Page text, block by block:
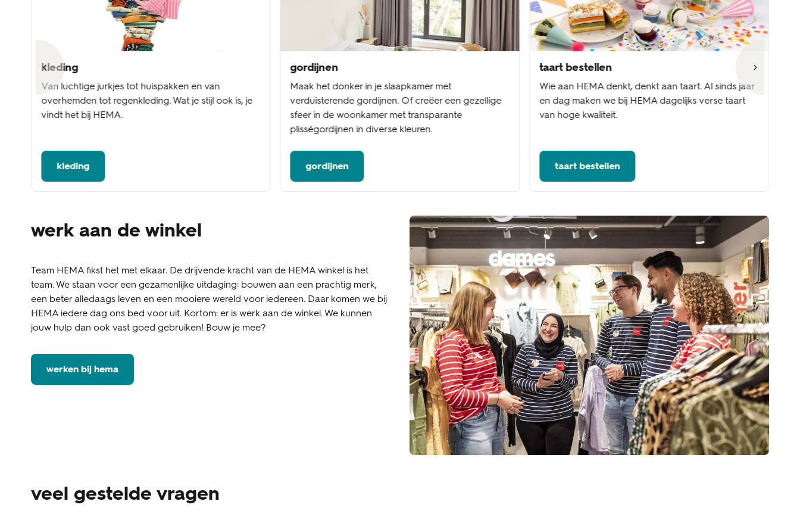
kleding
Van luchtige jurkjes tot huispakken en van
overhemden tot regenkleding. Wat je stijl ook is, je
vindt het bij HEMA.
kleding
gordijnen
Maak het donker in je slaapkamer met
verduisterende gordijnen. Of creëer een gezellige
sfeer in de woonkamer met transparante
plisségordijnen in diverse kleuren.
gordijnen
taart bestellen
Wie aan HEMA denkt, denkt aan taart. Al sinds jaar
en dag maken we bij HEMA dagelijks verse taart
van hoge kwaliteit.
taart bestellen
werk aan de winkel
Team HEMA fikst het met elkaar. De drijvende kracht van de HEMA winkel is het
team. We staan voor een gezamenlijke uitdaging: bouwen aan een prachtig merk,
een beter alledaags leven en een mooiere wereld voor iedereen. Daar komen we bij
HEMA iedere dag ons bed voor uit. Kortom: er is werk aan de winkel. We kunnen
jouw hulp dan ook vast goed gebruiken! Bouw je mee?
werken bij hema
veel gestelde vragen